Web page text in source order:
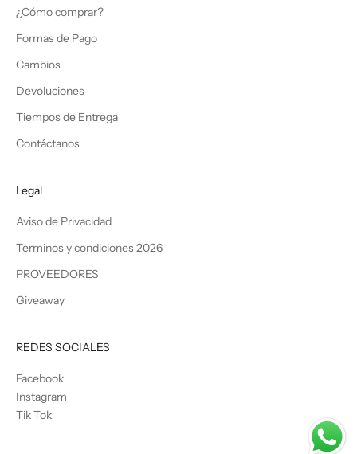
¿Cómo comprar?
Formas de Pago
Cambios
Devoluciones
Tiempos de Entrega
Contáctanos
Legal
Aviso de Privacidad
Terminos y condiciones 2026
PROVEEDORES
Giveaway
REDES SOCIALES
Facebook
Instagram
Tik Tok